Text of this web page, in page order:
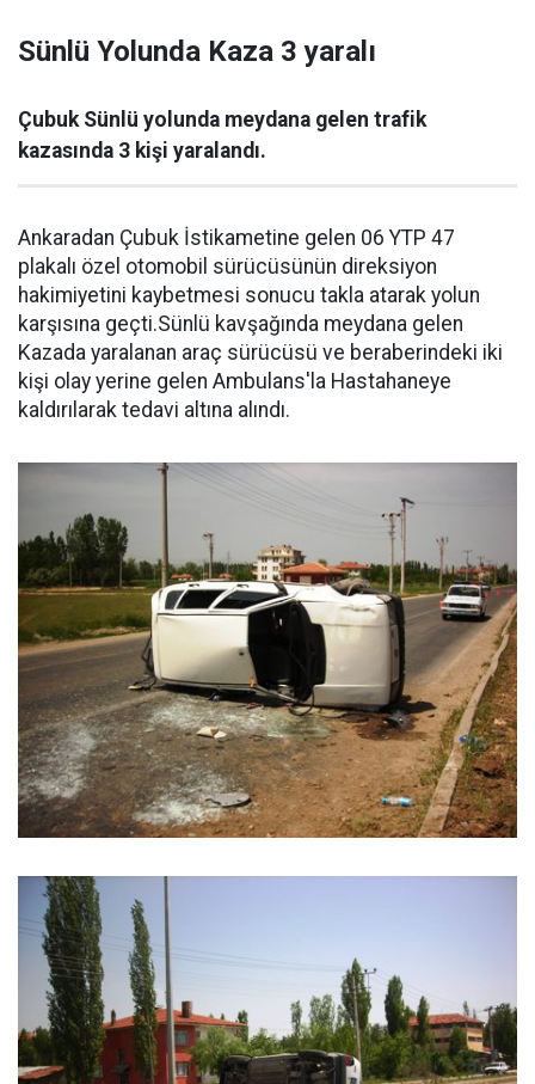
Sünlü Yolunda Kaza 3 yaralı
Çubuk Sünlü yolunda meydana gelen trafik
kazasında 3 kişi yaralandı.
Ankaradan Çubuk İstikametine gelen 06 YTP 47
plakalı özel otomobil sürücüsünün direksiyon
hakimiyetini kaybetmesi sonucu takla atarak yolun
karşısına geçti.Sünlü kavşağında meydana gelen
Kazada yaralanan araç sürücüsü ve beraberindeki iki
kişi olay yerine gelen Ambulans'la Hastahaneye
kaldırılarak tedavi altına alındı.